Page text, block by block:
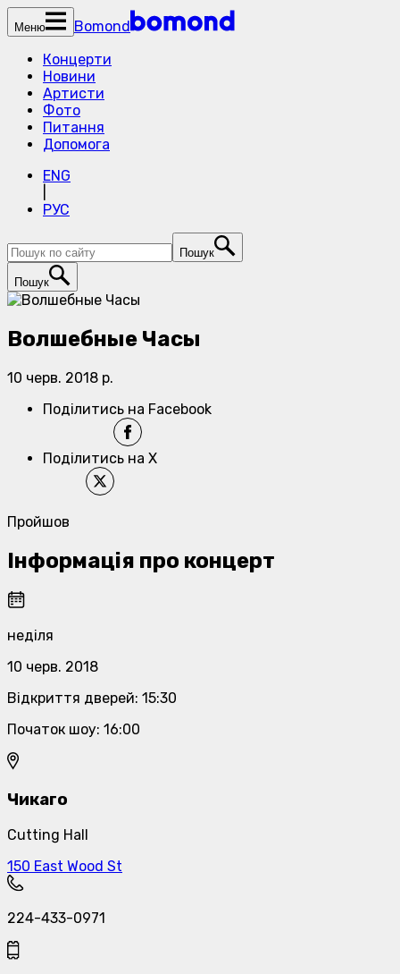
Меню
Bomond
Концерти
Новини
Артисти
Фото
Питання
Допомога
ENG
РУС
Пошук
Пошук
Волшебные Часы
10 черв. 2018 р.
Поділитись на Facebook
Поділитись на X
Пройшов
Інформація про концерт
неділя
10 черв. 2018
Відкриття дверей: 15:30
Початок шоу: 16:00
Чикаго
Cutting Hall
150 East Wood St
224-433-0971